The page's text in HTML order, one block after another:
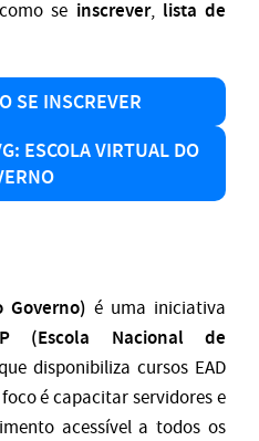
se inscrever, lista de
SE INSCREVER
ESCOLA VIRTUAL DO
Governo) é uma iniciativa
(Escola Nacional de
disponibiliza cursos EAD
é capacitar servidores e
acessível a todos os